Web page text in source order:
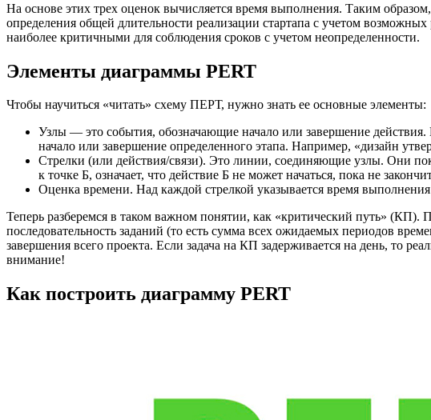
На основе этих трех оценок вычисляется время выполнения. Таким
определения общей длительности реализации стартапа с учетом
наиболее критичными для соблюдения сроков с учетом неопределенности.
Элементы диаграммы PERT
Чтобы научиться «читать» схему ПЕРТ, нужно знать ее основные элементы:
Узлы — это события, обозначающие начало или завершение
начало или завершение определенного этапа. Например, «дизайн
Стрелки (или действия/связи). Это линии, соединяющие узлы. Они
к точке Б, означает, что действие Б не может начаться, пока не
Оценка времени. Над каждой стрелкой указывается время
Теперь разберемся в таком важном понятии, как «критический путь» (КП).
последовательность заданий (то есть сумма всех ожидаемых периодов
завершения всего проекта. Если задача на КП задерживается на день, то
внимание!
Как построить диаграмму PERT